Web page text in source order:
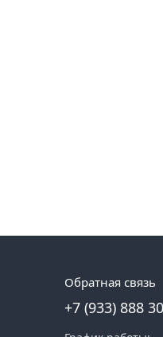
Обратная связь
+7 (933) 888